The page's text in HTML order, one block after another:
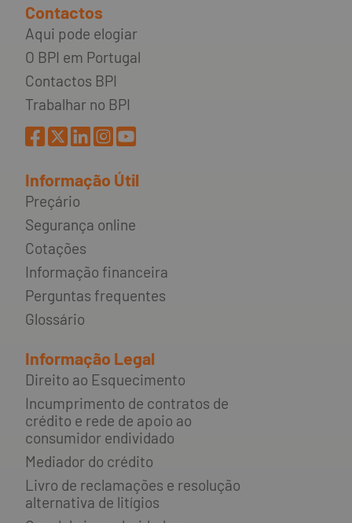
Contactos
Aqui pode elogiar
O BPI em Portugal
Contactos BPI
Trabalhar no BPI
Informação Útil
Preçário
Segurança online
Cotações
Informação financeira
Perguntas frequentes
Glossário
Informação Legal
Direito ao Esquecimento
Incumprimento de contratos de
crédito e rede de apoio ao
consumidor endividado
Mediador do crédito
Livro de reclamações e resolução
alternativa de litígios